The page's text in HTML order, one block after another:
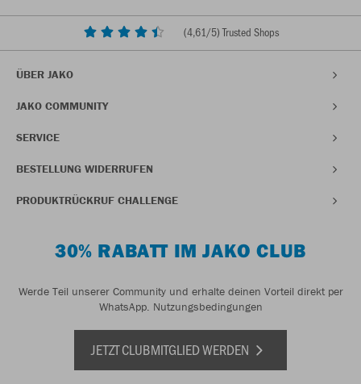
(4,61/5) Trusted Shops
ÜBER JAKO
JAKO COMMUNITY
SERVICE
BESTELLUNG WIDERRUFEN
PRODUKTRÜCKRUF CHALLENGE
30% RABATT IM JAKO CLUB
Werde Teil unserer Community und erhalte deinen Vorteil direkt per
WhatsApp. Nutzungsbedingungen
JETZT CLUBMITGLIED WERDEN